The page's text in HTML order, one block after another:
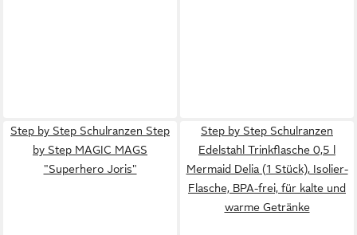
Step by Step Schulranzen Step
by Step MAGIC MAGS
"Superhero Joris"
Step by Step Schulranzen
Edelstahl Trinkflasche 0,5 l
Mermaid Delia (1 Stück), Isolier-
Flasche, BPA-frei, für kalte und
warme Getränke